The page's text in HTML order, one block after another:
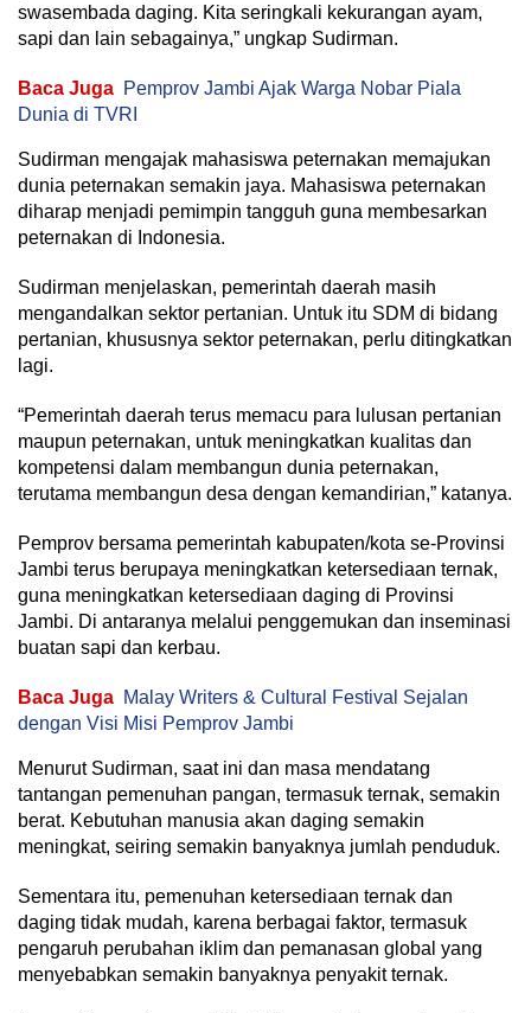
swasembada daging. Kita seringkali kekurangan ayam,
sapi dan lain sebagainya,” ungkap Sudirman.
Baca Juga Pemprov Jambi Ajak Warga Nobar Piala
Dunia di TVRI
Sudirman mengajak mahasiswa peternakan memajukan
dunia peternakan semakin jaya. Mahasiswa peternakan
diharap menjadi pemimpin tangguh guna membesarkan
peternakan di Indonesia.
Sudirman menjelaskan, pemerintah daerah masih
mengandalkan sektor pertanian. Untuk itu SDM di bidang
pertanian, khususnya sektor peternakan, perlu ditingkatkan
lagi.
“Pemerintah daerah terus memacu para lulusan pertanian
maupun peternakan, untuk meningkatkan kualitas dan
kompetensi dalam membangun dunia peternakan,
terutama membangun desa dengan kemandirian,” katanya.
Pemprov bersama pemerintah kabupaten/kota se-Provinsi
Jambi terus berupaya meningkatkan ketersediaan ternak,
guna meningkatkan ketersediaan daging di Provinsi
Jambi. Di antaranya melalui penggemukan dan inseminasi
buatan sapi dan kerbau.
Baca Juga Malay Writers & Cultural Festival Sejalan
dengan Visi Misi Pemprov Jambi
Menurut Sudirman, saat ini dan masa mendatang
tantangan pemenuhan pangan, termasuk ternak, semakin
berat. Kebutuhan manusia akan daging semakin
meningkat, seiring semakin banyaknya jumlah penduduk.
Sementara itu, pemenuhan ketersediaan ternak dan
daging tidak mudah, karena berbagai faktor, termasuk
pengaruh perubahan iklim dan pemanasan global yang
menyebabkan semakin banyaknya penyakit ternak.